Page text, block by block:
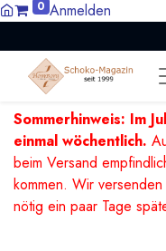
0 Anmelden
Sommerhinweis: Im
einmal wöchentlich.
beim Versand
kommen. Wir
nötig ein paar Tage